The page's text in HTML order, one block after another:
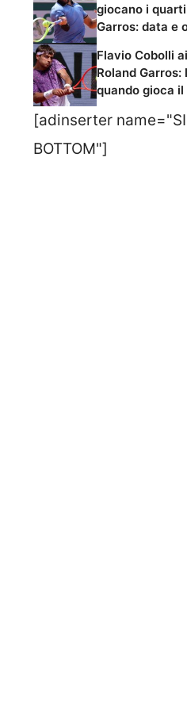
giocano i
Garros: data e
Flavio Cobolli
Roland Garros:
quando gioca
[adinserter
BOTTOM"]